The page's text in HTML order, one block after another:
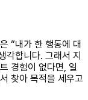
“내가 한 행동에 대
각합니다. 그래서 지
경험이 없다면, 일
찾아 목적을 세우고